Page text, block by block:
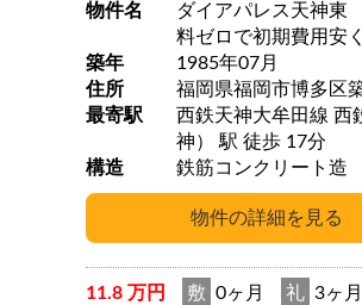
物件名
ダイアパレス天神東
料ゼロで初期費用安
築年
1985年07月
住所
福岡県福岡市博多区
最寄駅
西鉄天神大牟田線 西
神） 駅 徒歩 17分
構造
鉄筋コンクリート造
11.8 万円 敷 0ヶ月 礼 3ヶ月